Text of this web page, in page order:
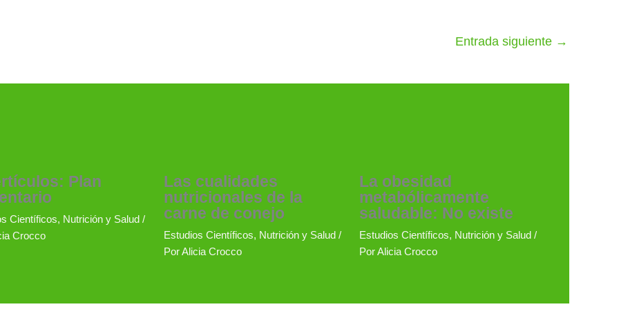
Entrada siguiente →
Plan
Científicos, Nutrición y Salud/
Crocco
Las cualidades
nutricionales de la
carne de conejo
Estudios Científicos, Nutrición y Salud/
PorAlicia Crocco
La obesidad
metabólicamente
saludable: No existe
Estudios Científicos, Nutrición y Salud /
PorAlicia Crocco